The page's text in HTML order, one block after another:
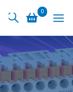
0